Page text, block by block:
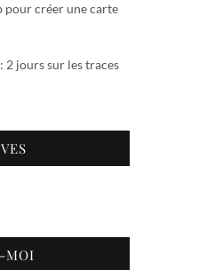
pour créer une carte
2 jours sur les traces
MOI